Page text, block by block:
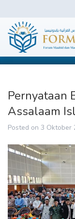
content
FORMAQIN
Pernyataan
Assalaam
Posted on 3 Oktober